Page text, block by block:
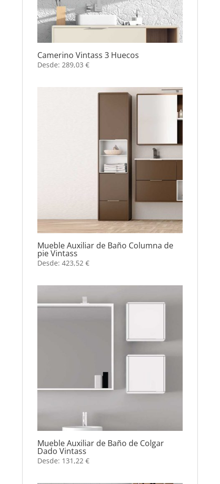
Camerino Vintass 3 Huecos
Desde: 289,03 €
Mueble Auxiliar de Baño Columna de
pie Vintass
Desde: 423,52 €
Mueble Auxiliar de Baño de Colgar
Dado Vintass
Desde: 131,22 €